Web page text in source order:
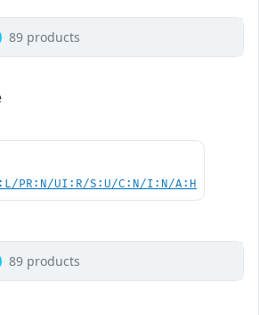
89 products
PR:N/UI:R/S:U/C:N/I:N/A:H
89 products